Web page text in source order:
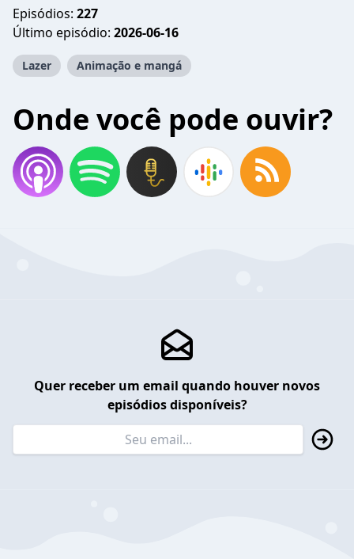
Episódios: 227
Último episódio: 2026-06-16
Lazer Animação e mangá
Onde você pode ouvir?
Quer receber um email quando houver novos
episódios disponíveis?